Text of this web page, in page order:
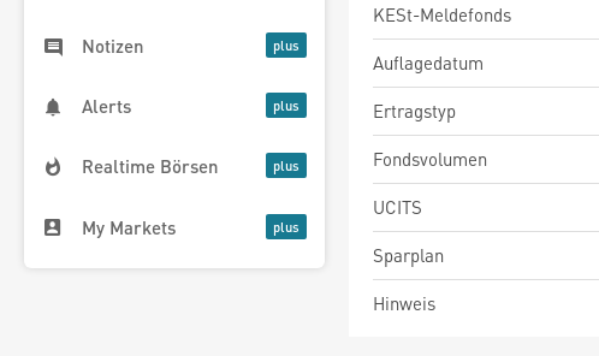
Notizen
Alerts
Realtime Börsen
My Markets
KESt-Meldefonds
Auflagedatum
Ertragstyp
Fondsvolumen
UCITS
Sparplan
Hinweis